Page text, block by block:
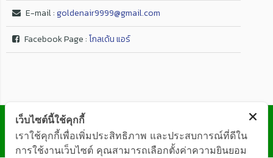
E-mail :goldenair9999@gmail.com
Facebook Page :โกลเด้น แอร์
© GOLDEN AIR Co.,Ltd. ALL RIGHTS RESERVED
เว็บไซต์นี้ใช้คุกกี้
เราใช้คุกกี้เพื่อเพิ่มประสิทธิภาพ และประสบการณ์ที่ดีใน
การใช้งานเว็บไซต์ คุณสามารถเลือกตั้งค่าความยินยอม